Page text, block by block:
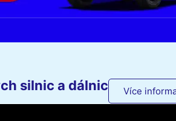
silnic a dálnic Více